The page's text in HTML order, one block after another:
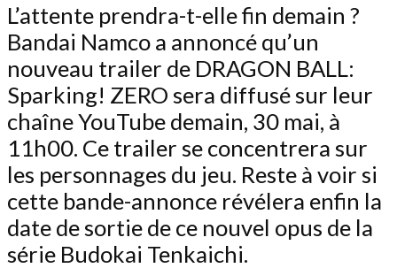
L’attente prendra-t-elle fin demain ?
Bandai Namco a annoncé qu’un
nouveau trailer de DRAGON BALL:
Sparking! ZERO sera diffusé sur leur
chaîne YouTube demain, 30 mai, à
11h00. Ce trailer se concentrera sur
les personnages du jeu. Reste à voir si
cette bande-annonce révélera enfin la
date de sortie de ce nouvel opus de la
série Budokai Tenkaichi.